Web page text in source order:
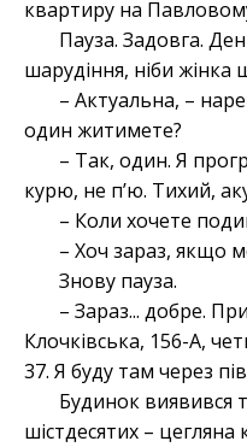
квартиру на
Пауза. Задовга.
шарудіння, ніби жінка
– Актуальна, –
один житимете?
– Так, один. Я
курю, не п’ю. Тихий,
– Коли хочете
– Хоч зараз, якщо
Знову пауза.
– Зараз... добре.
Клочківська, 156-А,
37. Я буду там через
Будинок виявився
шістдесятих –